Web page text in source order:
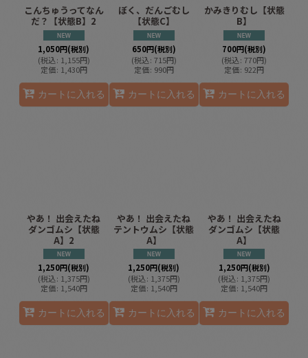
こんちゅうってなん
だ？【状態B】2
1,050円(税別)
(税込: 1,155円)
定価: 1,430円
カートに入れる
ぼく、だんごむし
【状態C】
650円(税別)
(税込: 715円)
定価: 990円
カートに入れる
かみきりむし【状態
B】
700円(税別)
(税込: 770円)
定価: 922円
カートに入れる
やあ！ 出会えたね
ダンゴムシ【状態
A】2
1,250円(税別)
(税込: 1,375円)
定価: 1,540円
カートに入れる
やあ！ 出会えたね
テントウムシ【状態
A】
1,250円(税別)
(税込: 1,375円)
定価: 1,540円
カートに入れる
やあ！ 出会えたね
ダンゴムシ【状態
A】
1,250円(税別)
(税込: 1,375円)
定価: 1,540円
カートに入れる